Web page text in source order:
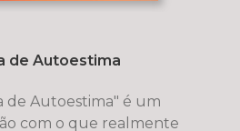
de Autoestima
de Autoestima" é um
com o que realmente